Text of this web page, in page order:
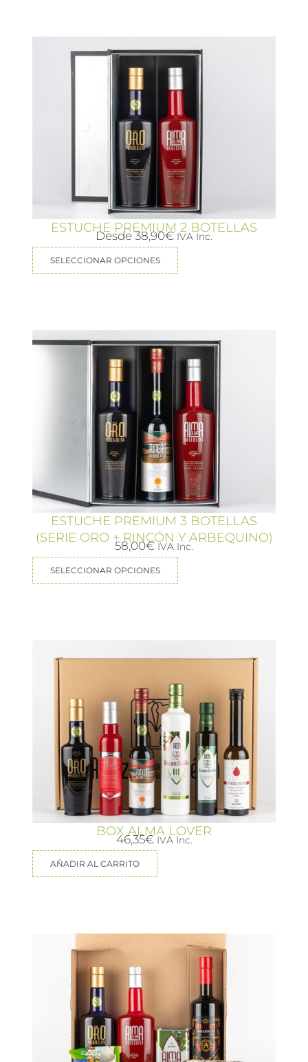
ESTUCHE PREMIUM 2 BOTELLAS
Desde38,90€ IVA Inc.
SELECCIONAR OPCIONES
ESTUCHE PREMIUM 3 BOTELLAS
(SERIE ORO + RINCÓN Y ARBEQUINO)
58,00€ IVA Inc.
SELECCIONAR OPCIONES
BOX ALMA LOVER
46,35€ IVA Inc.
AÑADIR AL CARRITO